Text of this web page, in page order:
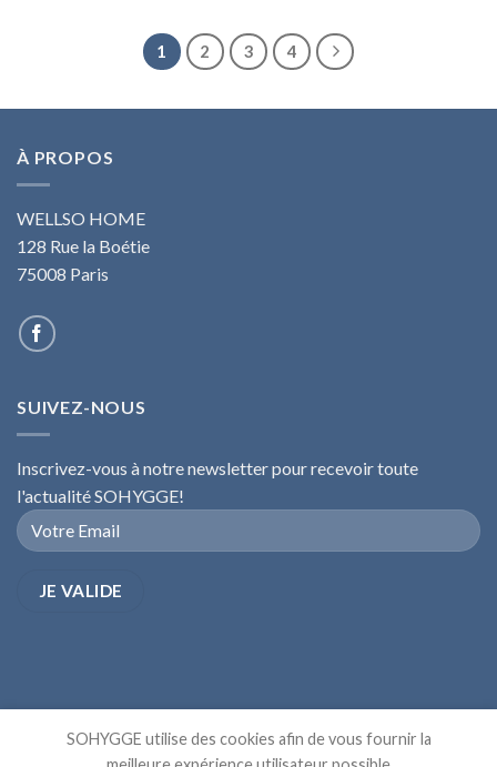
1 2 3 4
À PROPOS
WELLSO HOME
128 Rue la Boétie
75008 Paris
SUIVEZ-NOUS
Inscrivez-vous à notre newsletter pour recevoir toute
l'actualité SOHYGGE!
SOHYGGE utilise des cookies afin de vous fournir la